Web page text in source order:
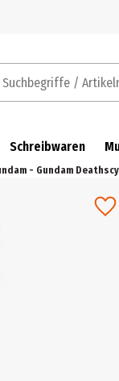
/
Schreibwaren
- Gundam